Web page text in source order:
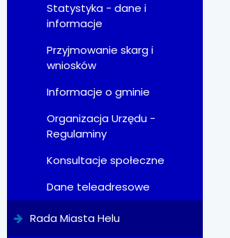
Statystyka - dane i
informacje
Przyjmowanie skarg i
wniosków
Informacje o gminie
Organizacja Urzędu -
Regulaminy
Konsultacje społeczne
Dane teleadresowe
Rada Miasta Helu